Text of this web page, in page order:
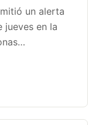
un alerta
jueves en la